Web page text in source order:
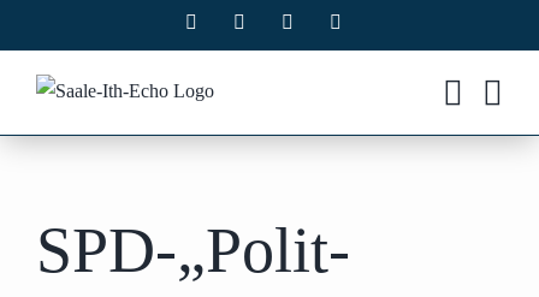
Inhalt
springen
Facebook Instagram
SPD-„Polit-